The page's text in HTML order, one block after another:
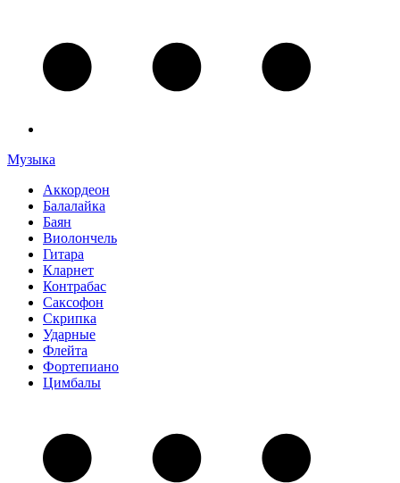
Музыка
Аккордеон
Балалайка
Баян
Виолончель
Гитара
Кларнет
Контрабас
Саксофон
Скрипка
Ударные
Флейта
Фортепиано
Цимбалы